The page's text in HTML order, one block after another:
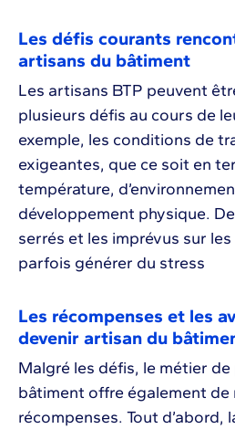
Les défis courants
artisans du bâtiment
Les artisans BTP peuvent
plusieurs défis au cours de
exemple, les conditions de
exigeantes, que ce soit en
température,
développement physique.
serrés et les imprévus sur
parfois générer du stress
Les récompenses et les
devenir artisan du
Malgré les défis, le métier
bâtiment offre également de
récompenses. Tout d’abord,